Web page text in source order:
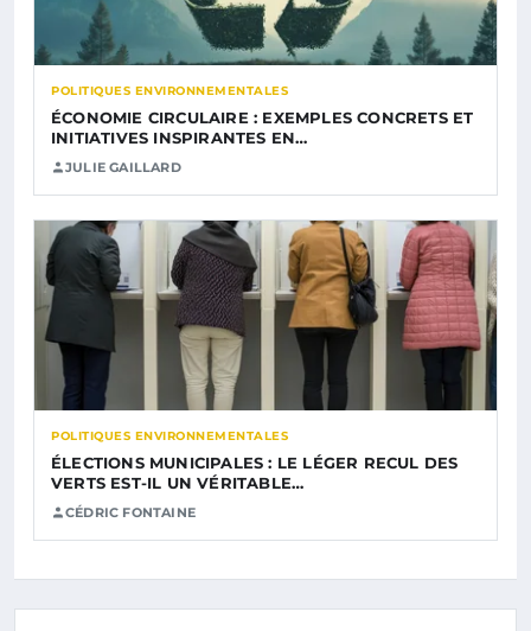
POLITIQUES ENVIRONNEMENTALES
ÉCONOMIE CIRCULAIRE : EXEMPLES CONCRETS ET
INITIATIVES INSPIRANTES EN…
JULIE GAILLARD
POLITIQUES ENVIRONNEMENTALES
ÉLECTIONS MUNICIPALES : LE LÉGER RECUL DES
VERTS EST-IL UN VÉRITABLE…
CÉDRIC FONTAINE